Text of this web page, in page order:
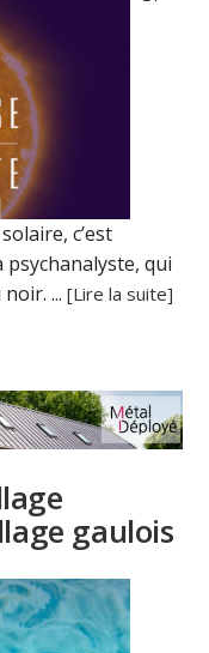
c’est
qui
noir. ...[Lire la suite]
gaulois